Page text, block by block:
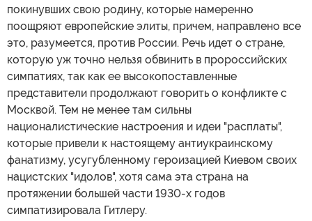
покинувших свою родину, которые намеренно
поощряют европейские элиты, причем, направлено все
это, разумеется, против России. Речь идет о стране,
которую уж точно нельзя обвинить в пророссийских
симпатиях, так как ее высокопоставленные
представители продолжают говорить о конфликте с
Москвой. Тем не менее там сильны
националистические настроения и идеи "расплаты",
которые привели к настоящему антиукраинскому
фанатизму, усугубленному героизацией Киевом своих
нацистских "идолов", хотя сама эта страна на
протяжении большей части 1930-х годов
симпатизировала Гитлеру.